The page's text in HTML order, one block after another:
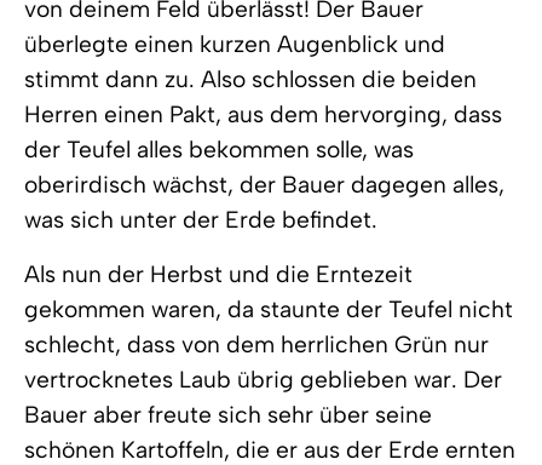
von deinem Feld überlässt! Der Bauer
überlegte einen kurzen Augenblick und
stimmt dann zu. Also schlossen die beiden
Herren einen Pakt, aus dem hervorging, dass
der Teufel alles bekommen solle, was
oberirdisch wächst, der Bauer dagegen alles,
was sich unter der Erde befindet.
Als nun der Herbst und die Erntezeit
gekommen waren, da staunte der Teufel nicht
schlecht, dass von dem herrlichen Grün nur
vertrocknetes Laub übrig geblieben war. Der
Bauer aber freute sich sehr über seine
schönen Kartoffeln, die er aus der Erde ernten